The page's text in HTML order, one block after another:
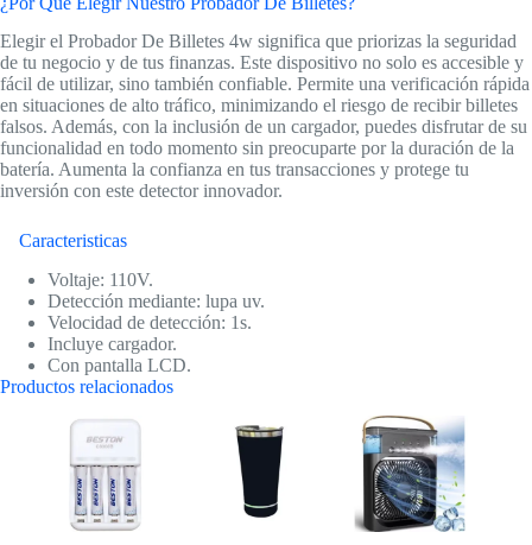
Elegir el Probador De Billetes 4w significa que priorizas la seguridad
de tu negocio y de tus finanzas. Este dispositivo no solo es accesible y
fácil de utilizar, sino también confiable. Permite una verificación rápida
en situaciones de alto tráfico, minimizando el riesgo de recibir billetes
falsos. Además, con la inclusión de un cargador, puedes disfrutar de su
funcionalidad en todo momento sin preocuparte por la duración de la
batería. Aumenta la confianza en tus transacciones y protege tu
inversión con este detector innovador.
Caracteristicas
Voltaje: 110V.
Detección mediante: lupa uv.
Velocidad de detección: 1s.
Incluye cargador.
Con pantalla LCD.
Productos relacionados